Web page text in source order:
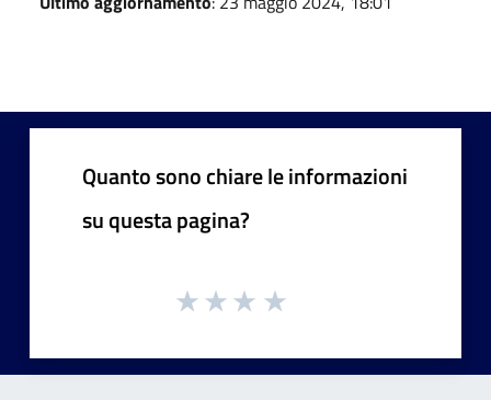
Quanto sono chiare le informazioni
su questa pagina?